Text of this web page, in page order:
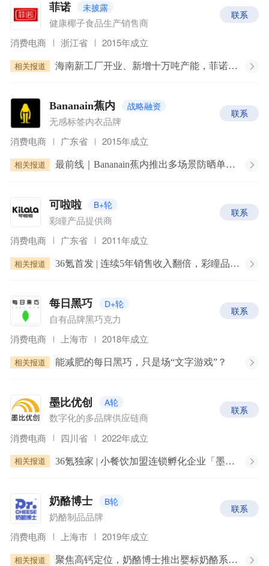
菲诺 未披露
健康椰子食品生产销售商
联系
消费电商 浙江省 2015年成立
相关报道 海南新工厂开业、新增十万吨产能，菲诺向全椰产品发展 | 最前线
Bananain蕉内 战略融资
无感标签内衣品牌
联系
消费电商 广东省 2015年成立
相关报道 最前线｜Bananain蕉内推出多场景防晒单品，继续品类扩容
可啦啦 B+轮
彩瞳产品提供商
联系
消费电商 广东省 2011年成立
相关报道 36氪首发 | 连续5年销售收入翻倍，彩瞳品牌「可啦啦」连续完成两轮近亿元融资
每日黑巧 D+轮
自有品牌黑巧克力
联系
消费电商 上海市 2018年成立
相关报道 能减肥的每日黑巧，只是场“文字游戏”？
墨比优创 A轮
数字化的多品牌供应链商
联系
消费电商 四川省 2022年成立
相关报道 36氪独家 | 小餐饮加盟连锁孵化企业「墨比优创」获亿元级别A轮融资
奶酪博士 B轮
奶酪制品品牌
联系
消费电商 上海市 2019年成立
相关报道 聚焦高钙定位，奶酪博士推出婴标奶酪系列，多款新品亮相孕婴童展